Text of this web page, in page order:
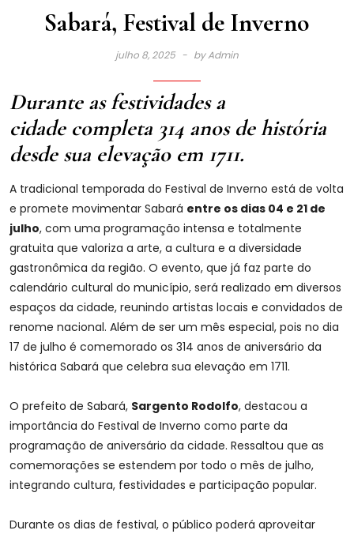
Sabará, Festival de Inverno
julho 8, 2025 byAdmin
Durante as festividades a
cidade completa 314 anos de história
desde sua elevação em 1711.
A tradicional temporada do Festival de Inverno está de volta
e promete movimentar Sabará entre os dias 04 e 21 de
julho, com uma programação intensa e totalmente
gratuita que valoriza a arte, a cultura e a diversidade
gastronômica da região. O evento, que já faz parte do
calendário cultural do município, será realizado em diversos
espaços da cidade, reunindo artistas locais e convidados de
renome nacional. Além de ser um mês especial, pois no dia
17 de julho é comemorado os 314 anos de aniversário da
histórica Sabará que celebra sua elevação em 1711.
O prefeito de Sabará, Sargento Rodolfo, destacou a
importância do Festival de Inverno como parte da
programação de aniversário da cidade. Ressaltou que as
comemorações se estendem por todo o mês de julho,
integrando cultura, festividades e participação popular.
Durante os dias de festival, o público poderá aproveitar